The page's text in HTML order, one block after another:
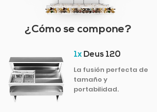
¿Cómo se compone?
1x Deus 120
La fusión perfecta de
tamaño y
portabilidad.